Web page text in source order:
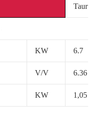
Taurus
KW 6.7
V/V 6.36
KW 1,05